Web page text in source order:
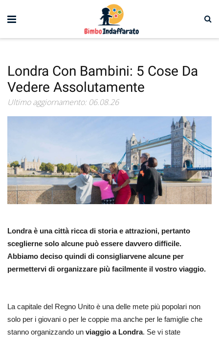
Londra Con Bambini: 5 Cose Da
Vedere Assolutamente
Ultimo aggiornamento: 06.08.26
Londra è una città ricca di storia e attrazioni, pertanto
sceglierne solo alcune può essere davvero difficile.
Abbiamo deciso quindi di consigliarvene alcune per
permettervi di organizzare più facilmente il vostro viaggio.
La capitale del Regno Unito è una delle mete più popolari non
solo per i giovani o per le coppie ma anche per le famiglie che
stanno organizzando un viaggio a Londra. Se vi state